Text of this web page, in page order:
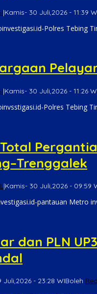
|Kamis- 30 Juli,2026 - 11:39
Polres Tebing
|Kamis- 30 Juli,2026 - 11:26
Polres Tebing
|Kamis- 30 Juli,2026 - 09:59
pantauan Metro
dan PLN
Juli,2026 - 23:28 WIBoleh